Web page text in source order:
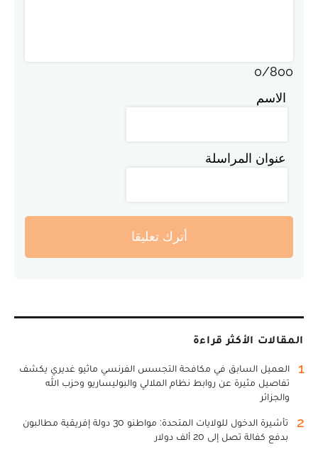
0/800
الاسم
عنوان المراسلة
أترك تعليقا
المقالات الأكثر قراءة
1
العميل السابق في مكافحة التجسس الفرنسي ماثيو غديري يكشف
تفاصيل مثيرة عن روابط نظام الملالي والبوليساريو وحزب الله
والجزائر
2
تأشيرة الدخول للولايات المتحدة: مواطنو 30 دولة إفريقية مطالبون
بدفع كفالة تصل إلى 20 ألف دولار